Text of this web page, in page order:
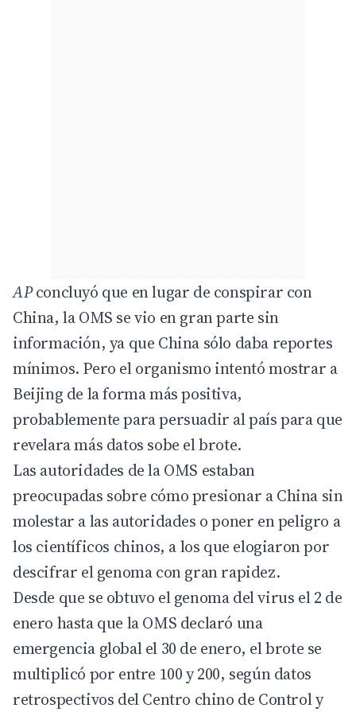
APconcluyó que en lugar de conspirar con
China, la OMS se vio en gran parte sin
información, ya que China sólo daba reportes
mínimos. Pero el organismo intentó mostrar a
Beijing de la forma más positiva,
probablemente para persuadir al país para que
revelara más datos sobe el brote.
Las autoridades de la OMS estaban
preocupadas sobre cómo presionar a China sin
molestar a las autoridades o poner en peligro a
los científicos chinos, a los que elogiaron por
descifrar el genoma con gran rapidez.
Desde que se obtuvo el genoma del virus el 2 de
enero hasta que la OMS declaró una
emergencia global el 30 de enero, el brote se
multiplicó por entre 100 y 200, según datos
retrospectivos del Centro chino de Control y